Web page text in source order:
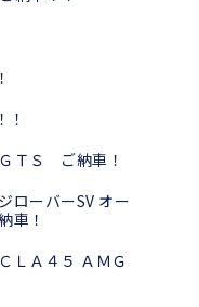
ＴＳ ご納車！
ローバーSV オー
車！
ＬＡ４５ ＡＭＧ